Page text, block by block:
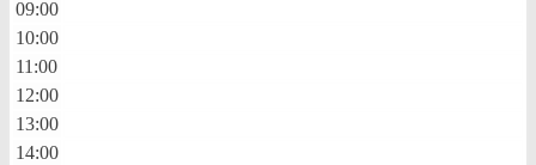
09:00
10:00
11:00
12:00
13:00
14:00